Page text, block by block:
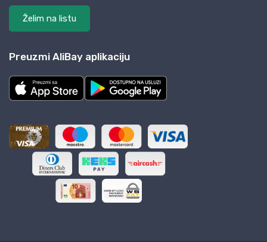
Želim na listu
Preuzmi AliBay aplikaciju